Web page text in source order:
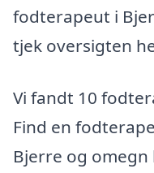
fodterapeut i
tjek oversigten
Vi fandt 10
Find en
Bjerre og